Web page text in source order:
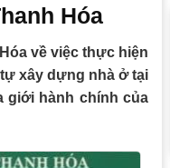
Hóa
về việc thực hiện
xây dựng nhà ở tại
giới hành chính của